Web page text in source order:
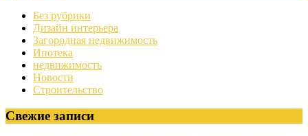
Без рубрики
Дизайн интерьера
Загородная недвижимость
Ипотека
недвижимость
Новости
Строительство
Свежие записи